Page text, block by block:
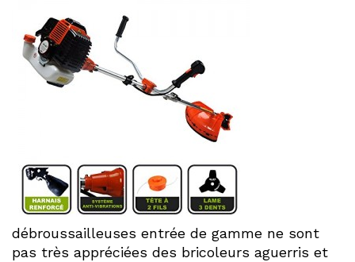
débroussailleuses entrée de gamme ne sont
pas très appréciées des bricoleurs aguerris et